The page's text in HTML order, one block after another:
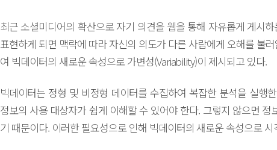
최근 소셜미디어의 확산으로 자기 의견을 웹을 통해 자유롭게 게시
표현하게 되면 맥락에 따라 자신의 의도가 다른 사람에게 오해를 불
여 빅데이터의 새로운 속성으로 가변성(Variability)이 제시되고 있다.
빅데이터는 정형 및 비정형 데이터를 수집하여 복잡한 분석을 실행
정보의 사용 대상자가 쉽게 이해할 수 있어야 한다. 그렇지 않으면
기 때문이다. 이러한 필요성으로 인해 빅데이터의 새로운 속성으로